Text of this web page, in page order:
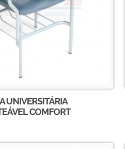
UNIVERSITÁRIA
COMFORT